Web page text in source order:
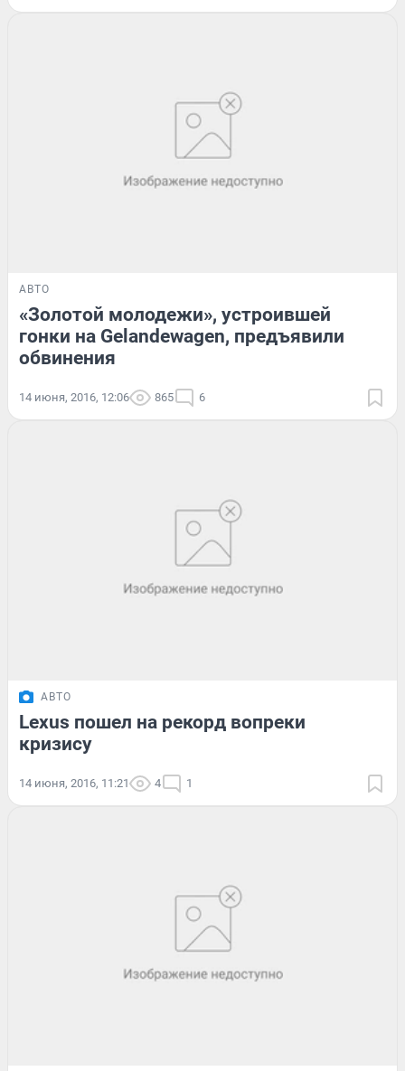
АВТО
«Золотой молодежи», устроившей
гонки на Gelandewagen, предъявили
обвинения
14 июня, 2016, 12:06 865 6
АВТО
Lexus пошел на рекорд вопреки
кризису
14 июня, 2016, 11:21 4 1